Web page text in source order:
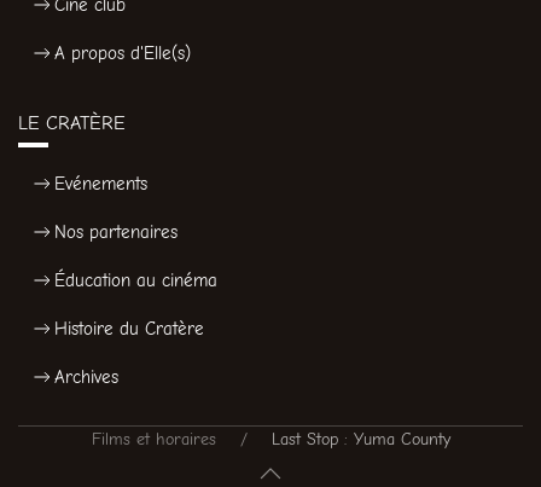
Ciné club
A propos d'Elle(s)
LE CRATÈRE
Evénements
Nos partenaires
Éducation au cinéma
Histoire du Cratère
Archives
Films et horaires Last Stop : Yuma County